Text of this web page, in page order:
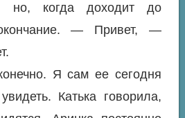
но, когда доходит до
— Привет, —
Я сам ее сегодня
Катька говорила,